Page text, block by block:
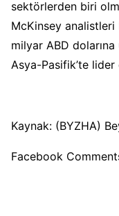
sektörlerden biri
McKinsey analistleri
milyar ABD
Asya-Pasifik’te lider
Kaynak: (BYZHA)
Facebook